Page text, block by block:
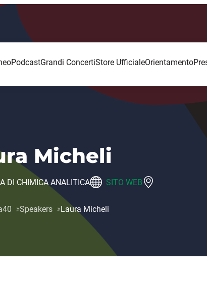
PodcastGrandi ConcertiStore UfficialeOrientamento
Micheli
DI CHIMICA ANALITICA SITO WEB
Speakers Laura Micheli